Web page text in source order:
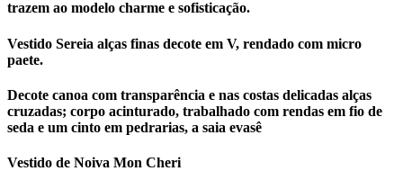
trazem ao modelo charme e sofisticação.
Vestido Sereia alças finas decote em V, rendado com micro
paete.
Decote canoa com transparência e nas costas delicadas alças
cruzadas; corpo acinturado, trabalhado com rendas em fio de
seda e um cinto em pedrarias, a saia evasê
Vestido de Noiva Mon Cheri